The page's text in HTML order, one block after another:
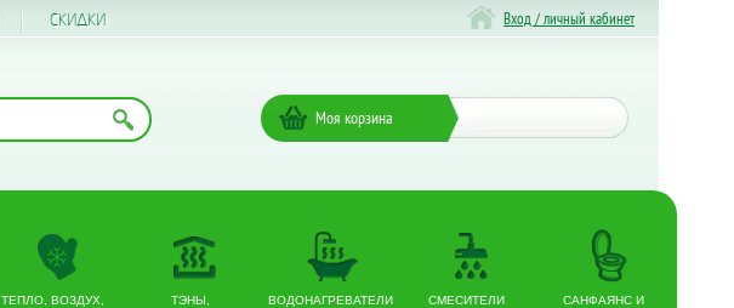
CКИДКИ Вход / личный кабинет
Моя корзина
ТЕПЛО, ВОЗДУХ,
ТЭНЫ,
ВОДОНАГРЕВАТЕЛИ СМЕСИТЕЛИ
САНФАЯНС И